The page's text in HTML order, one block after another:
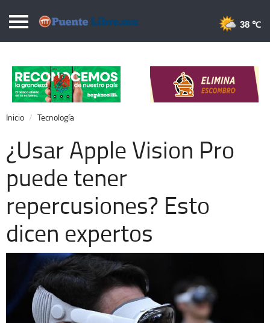
Puentelibre.mx
Local
Nacional
Opinión
Cronos
Economía
Espectáculos
Deportes
Extra +
38 ℃
Inicio Tecnología
¿Usar Apple Vision Pro
puede tener
repercusiones? Esto
dicen expertos